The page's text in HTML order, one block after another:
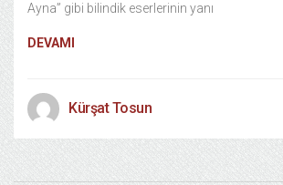
Ayna” gibi bilindik eserlerinin yanı
DEVAMI
Kürşat Tosun